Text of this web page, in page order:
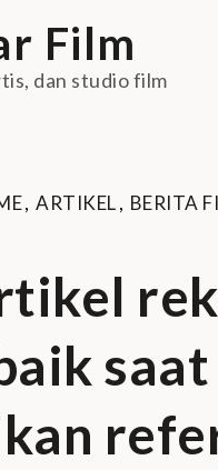
Film
dan studio film
, ARTIKEL, BERITA